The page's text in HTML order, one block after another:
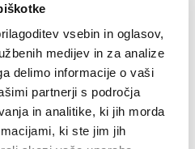
vsebin in oglasov,
medijev in za analize
delimo informacije o vaši
partnerji s področja
in analitike, ki jih morda
ki ste jim jih
ponekod precejšnje.
sprva nad nadmorsko
predvidoma tudi nižje,
bi v Julijskih Alpah
10 centimetrov snega.
pobelil Višarje.